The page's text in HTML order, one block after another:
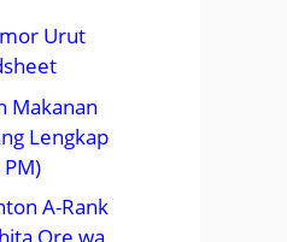
Urut
Makanan
Lengkap
A-Rank